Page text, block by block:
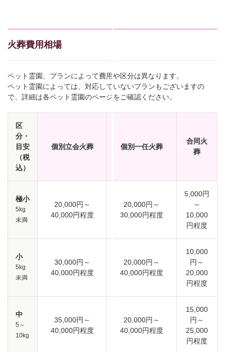
火葬費用相場
ペット霊園、プランによって費用や区分は異なります。
ペット霊園によっては、対応していないプランもございますの
で、詳細は各ペット霊園のページをご確認ください。
区
分・
目安
（税
込）
個別立会火葬 個別一任火葬
合同火
葬
極小
5kg
未満
20,000円～
40,000円程度
20,000円～
30,000円程度
5,000円
～
10,000
円程度
小
5kg
未満
30,000円～
40,000円程度
20,000円～
40,000円程度
10,000
円～
20,000
円程度
中
5～
10kg
35,000円～
40,000円程度
20,000円～
40,000円程度
15,000
円～
25,000
円程度